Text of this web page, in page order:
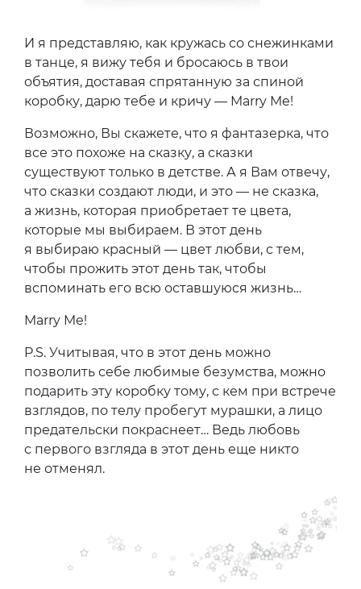
И я представляю, как кружась со снежинками
в танце, я вижу тебя и бросаюсь в твои
объятия, доставая спрятанную за спиной
коробку, дарю тебе и кричу — Marry Me!
Возможно, Вы скажете, что я фантазерка, что
все это похоже на сказку, а сказки
существуют только в детстве. А я Вам отвечу,
что сказки создают люди, и это — не сказка,
а жизнь, которая приобретает те цвета,
которые мы выбираем. В этот день
я выбираю красный — цвет любви, с тем,
чтобы прожить этот день так, чтобы
вспоминать его всю оставшуюся жизнь…
Marry Me!
P.S. Учитывая, что в этот день можно
позволить себе любимые безумства, можно
подарить эту коробку тому, с кем при встрече
взглядов, по телу пробегут мурашки, а лицо
предательски покраснеет… Ведь любовь
с первого взгляда в этот день еще никто
не отменял.